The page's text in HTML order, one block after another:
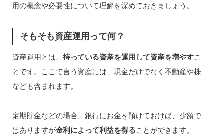
用の概念や必要性について理解を深めておきましょう。
そもそも資産運用って何？
資産運用とは、 持っている資産を運用して資産を増やすこ
とです。ここで言う資産には、現金だけでなく不動産や株
なども含まれます。
定期貯金などの場合、銀行にお金を預けておけば、少額で
はありますが金利によって利益を得ることができます。